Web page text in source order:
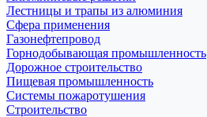
Лестницы и трапы из алюминия
Сфера применения
Газонефтепровод
Горнодобывающая промышленность
Дорожное строительство
Пищевая промышленность
Системы пожаротушения
Строительство